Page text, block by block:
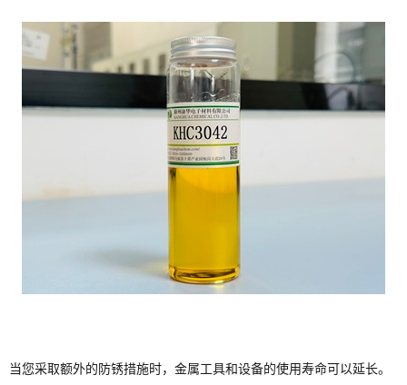
当您采取额外的防锈措施时，金属工具和设备的使用寿命可以延长。